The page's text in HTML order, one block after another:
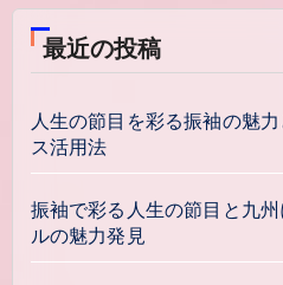
最近の投稿
人生の節目を彩る振袖の魅
ス活用法
振袖で彩る人生の節目と九
ルの魅力発見